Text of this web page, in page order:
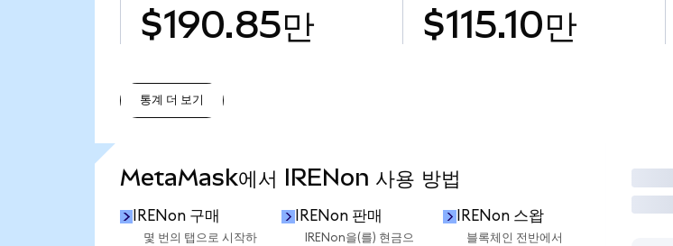
$190.85만 $115.10만
통계 더 보기
MetaMask에서 IRENon 사용 방법
IRENon 구매
몇 번의 탭으로 시작하
IRENon 판매
IRENon을(를) 현금으
IRENon 스왑
블록체인 전반에서
거래